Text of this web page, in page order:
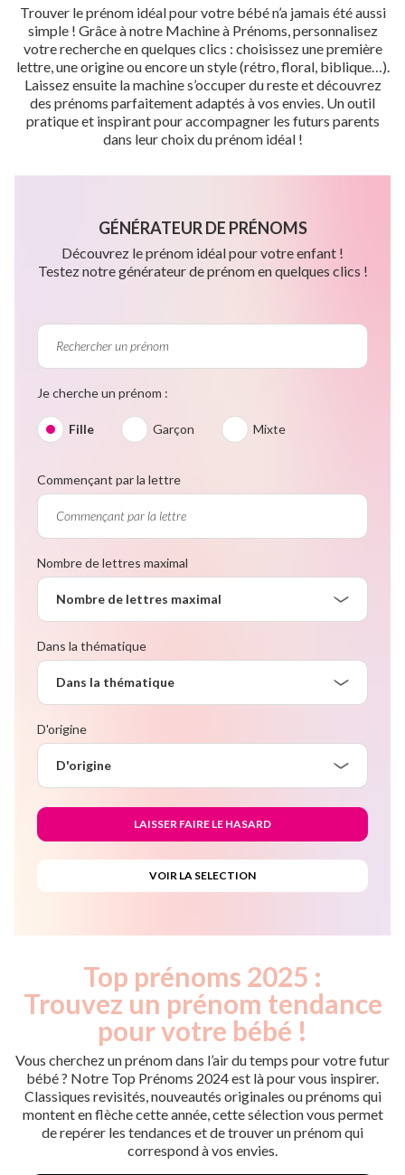
Trouver le prénom idéal pour votre bébé n’a jamais été aussi
simple ! Grâce à notre Machine à Prénoms, personnalisez
votre recherche en quelques clics : choisissez une première
lettre, une origine ou encore un style (rétro, floral, biblique…).
Laissez ensuite la machine s’occuper du reste et découvrez
des prénoms parfaitement adaptés à vos envies. Un outil
pratique et inspirant pour accompagner les futurs parents
dans leur choix du prénom idéal !
GÉNÉRATEUR DE PRÉNOMS
Découvrez le prénom idéal pour votre enfant !
Testez notre générateur de prénom en quelques clics !
Je cherche un prénom :
Fille Garçon Mixte
Commençant par la lettre
Nombre de lettres maximal
Nombre de lettres maximal
Dans la thématique
Dans la thématique
D'origine
D'origine
Top prénoms 2025 :
Trouvez un prénom tendance
pour votre bébé !
Vous cherchez un prénom dans l’air du temps pour votre futur
bébé ? Notre Top Prénoms 2024 est là pour vous inspirer.
Classiques revisités, nouveautés originales ou prénoms qui
montent en flèche cette année, cette sélection vous permet
de repérer les tendances et de trouver un prénom qui
correspond à vos envies.